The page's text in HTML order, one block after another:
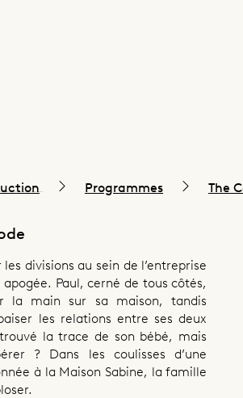
Programmes The
divisions au sein de l’entreprise
Paul, cerné de tous côtés,
la main sur sa maison, tandis
les relations entre ses deux
la trace de son bébé, mais
? Dans les coulisses d’une
à la Maison Sabine, la famille